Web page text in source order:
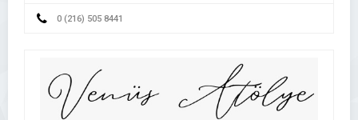
0 (216) 505 8441